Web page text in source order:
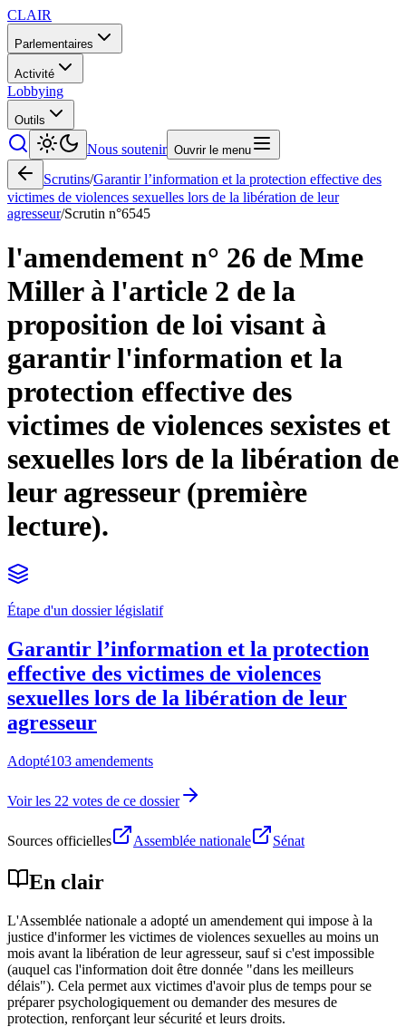
CLAIR
Parlementaires
Activité
Lobbying
Outils
Nous soutenir Ouvrir le menu
Scrutins/Garantir l’information et la protection effective des
victimes de violences sexuelles lors de la libération de leur
agresseur/Scrutin n°6545
l'amendement n° 26 de Mme
Miller à l'article 2 de la
proposition de loi visant à
garantir l'information et la
protection effective des
victimes de violences sexistes et
sexuelles lors de la libération de
leur agresseur (première
lecture).
Étape d'un dossier législatif
Garantir l’information et la protection
effective des victimes de violences
sexuelles lors de la libération de leur
agresseur
Adopté103 amendements
Voir les 22 votes de ce dossier
Sources officielles Assemblée nationale Sénat
En clair
L'Assemblée nationale a adopté un amendement qui impose à la
justice d'informer les victimes de violences sexuelles au moins un
mois avant la libération de leur agresseur, sauf si c'est impossible
(auquel cas l'information doit être donnée "dans les meilleurs
délais"). Cela permet aux victimes d'avoir plus de temps pour se
préparer psychologiquement ou demander des mesures de
protection, renforçant leur sécurité et leurs droits.